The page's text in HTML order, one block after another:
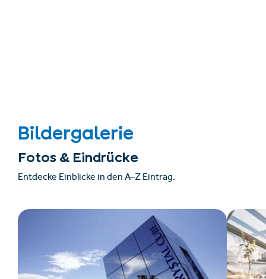
Bildergalerie
Fotos & Eindrücke
Entdecke Einblicke in den A–Z Eintrag.